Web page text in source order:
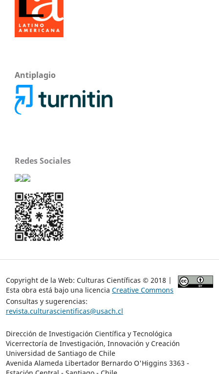
Antiplagio
Redes Sociales
Copyright de la Web: Culturas Científicas © 2018 |
Esta obra está bajo una licencia Creative Commons
Consultas y sugerencias:
revista.culturascientificas@usach.cl
Dirección de Investigación Científica y Tecnológica
Vicerrectoría de Investigación, Innovación y Creación
Universidad de Santiago de Chile
Avenida Alameda Libertador Bernardo O'Higgins 3363 -